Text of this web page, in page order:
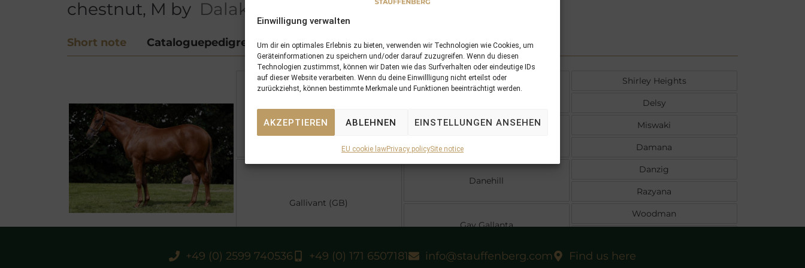
Einwilligung verwalten
Um dir ein optimales Erlebnis zu bieten, verwenden wir Technologien wie Cookies, um
Geräteinformationen zu speichern und/oder darauf zuzugreifen. Wenn du diesen
Technologien zustimmst, können wir Daten wie das Surfverhalten oder eindeutige IDs
auf dieser Website verarbeiten. Wenn du deine Einwillligung nicht erteilst oder
zurückziehst, können bestimmte Merkmale und Funktionen beeinträchtigt werden.
AKZEPTIEREN ABLEHNEN EINSTELLUNGEN ANSEHEN
EU cookie lawPrivacy policySite notice
chestnut, M by Dalakhani Gallivant (GB)
Short note Cataloguepedigree 5 x Pedigree Performances
Gallivant (GB)
Darshaan
Danehill
Gay Gallanta
Shirley Heights
Delsy
Miswaki
Damana
Danzig
Razyana
Woodman
+49 (0) 2599 740536 +49 (0) 171 6507181 info@stauffenberg.com Find us here